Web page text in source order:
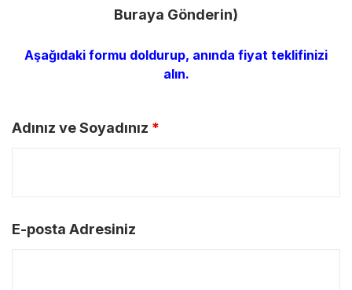
Buraya Gönderin)
Aşağıdaki formu doldurup, anında fiyat teklifinizi
alın.
Adınız ve Soyadınız *
E-posta Adresiniz